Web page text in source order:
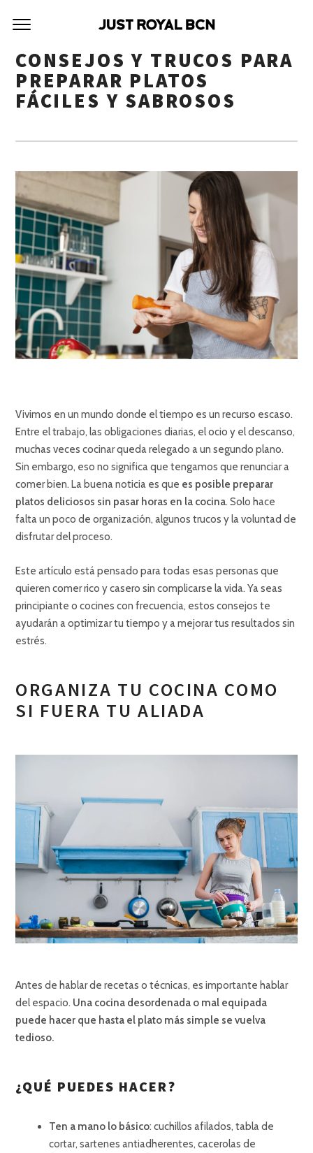
CONSEJOS Y TRUCOS PARA
PREPARAR PLATOS
FÁCILES Y SABROSOS
Vivimos en un mundo donde el tiempo es un recurso escaso.
Entre el trabajo, las obligaciones diarias, el ocio y el descanso,
muchas veces cocinar queda relegado a un segundo plano.
Sin embargo, eso no significa que tengamos que renunciar a
comer bien. La buena noticia es que es posible preparar
platos deliciosos sin pasar horas en la cocina. Solo hace
falta un poco de organización, algunos trucos y la voluntad de
disfrutar del proceso.
Este artículo está pensado para todas esas personas que
quieren comer rico y casero sin complicarse la vida. Ya seas
principiante o cocines con frecuencia, estos consejos te
ayudarán a optimizar tu tiempo y a mejorar tus resultados sin
estrés.
ORGANIZA TU COCINA COMO
SI FUERA TU ALIADA
Antes de hablar de recetas o técnicas, es importante hablar
del espacio. Una cocina desordenada o mal equipada
puede hacer que hasta el plato más simple se vuelva
tedioso.
¿QUÉ PUEDES HACER?
Ten a mano lo básico: cuchillos afilados, tabla de
cortar, sartenes antiadherentes, cacerolas de